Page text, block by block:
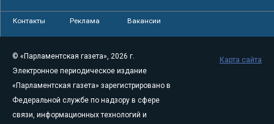
Контакты Реклама Вакансии
© «Парламентская газета», 2026 г.
Электронное периодическое издание
«Парламентская газета» зарегистрировано в
Федеральной службе по надзору в сфере
связи, информационных технологий и
Карта сайта